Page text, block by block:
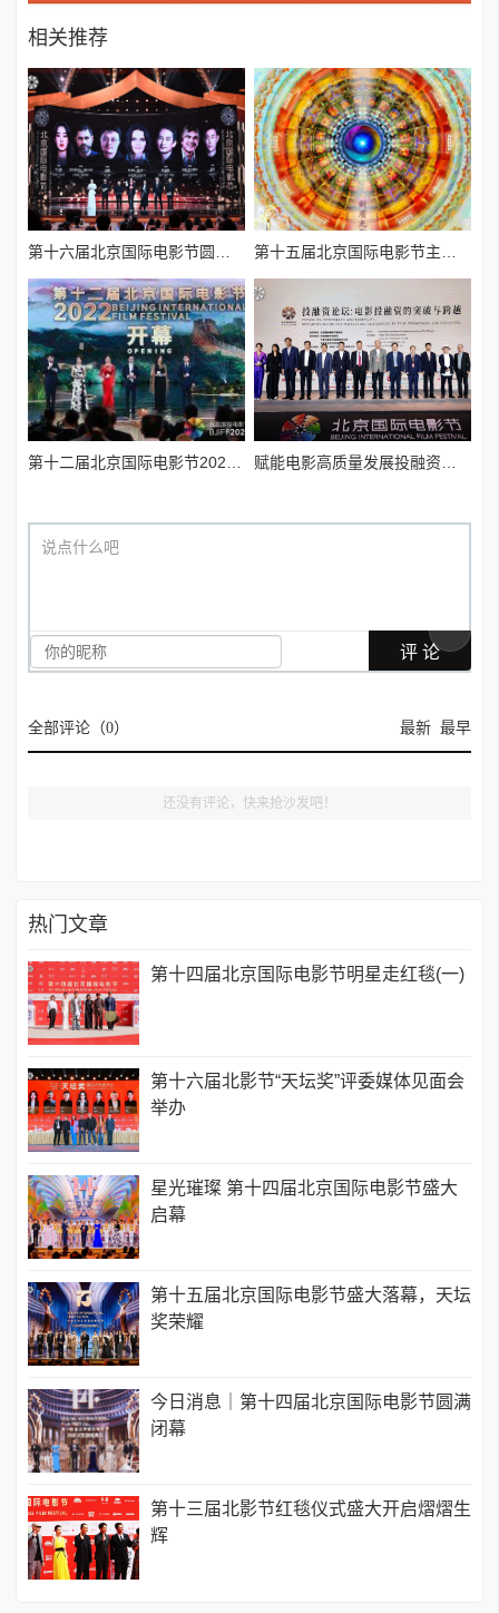
相关推荐
第十六届北京国际电影节圆满落幕 第十五届北京国际电影节主海报正式发布
第十二届北京国际电影节2022年8月13日隆重启幕 赋能电影高质量发展投融资论坛成功举办
说点什么吧
全部评论（0） 最新 最早
还没有评论，快来抢沙发吧！
热门文章
第十四届北京国际电影节明星走红毯(一)
第十六届北影节“天坛奖”评委媒体见面会
举办
星光璀璨 第十四届北京国际电影节盛大
启幕
第十五届北京国际电影节盛大落幕，天坛
奖荣耀
今日消息｜第十四届北京国际电影节圆满
闭幕
第十三届北影节红毯仪式盛大开启熠熠生
辉